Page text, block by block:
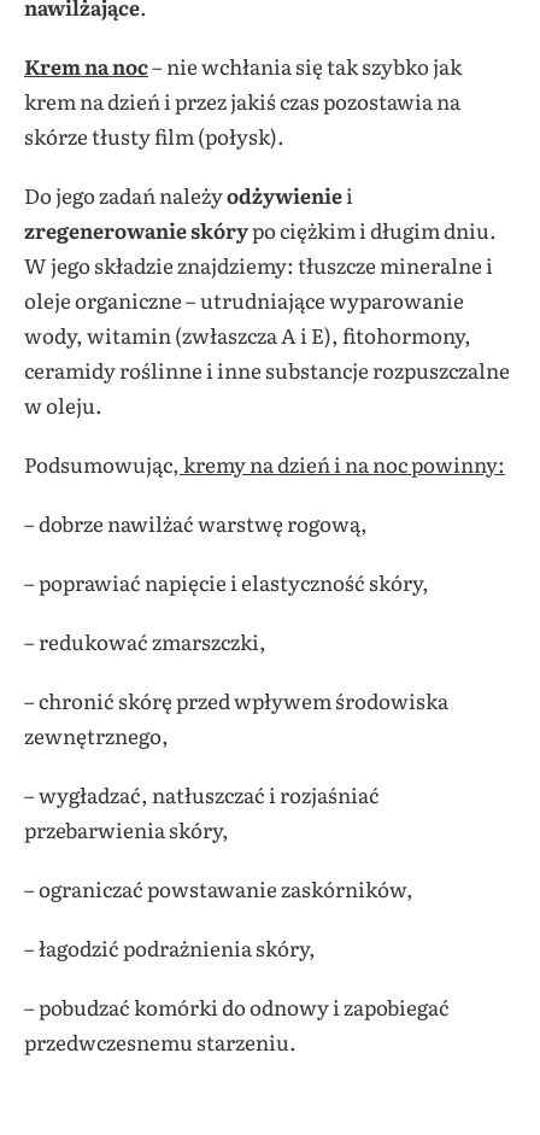
nawilżające.
Krem na noc– nie wchłania się tak szybko jak
krem na dzień i przez jakiś czas pozostawia na
skórze tłusty film (połysk).
Do jego zadań należyodżywieniei
zregenerowanie skórypo ciężkim i długim dniu.
W jego składzie znajdziemy: tłuszcze mineralne i
oleje organiczne – utrudniające wyparowanie
wody, witamin (zwłaszcza A i E), fitohormony,
ceramidy roślinne i inne substancje rozpuszczalne
w oleju.
Podsumowując,kremy na dzień i na noc powinny:
– dobrze nawilżać warstwę rogową,
– poprawiać napięcie i elastyczność skóry,
– redukować zmarszczki,
– chronić skórę przed wpływem środowiska
zewnętrznego,
– wygładzać, natłuszczać i rozjaśniać
przebarwienia skóry,
– ograniczać powstawanie zaskórników,
– łagodzić podrażnienia skóry,
– pobudzać komórki do odnowy i zapobiegać
przedwczesnemu starzeniu.